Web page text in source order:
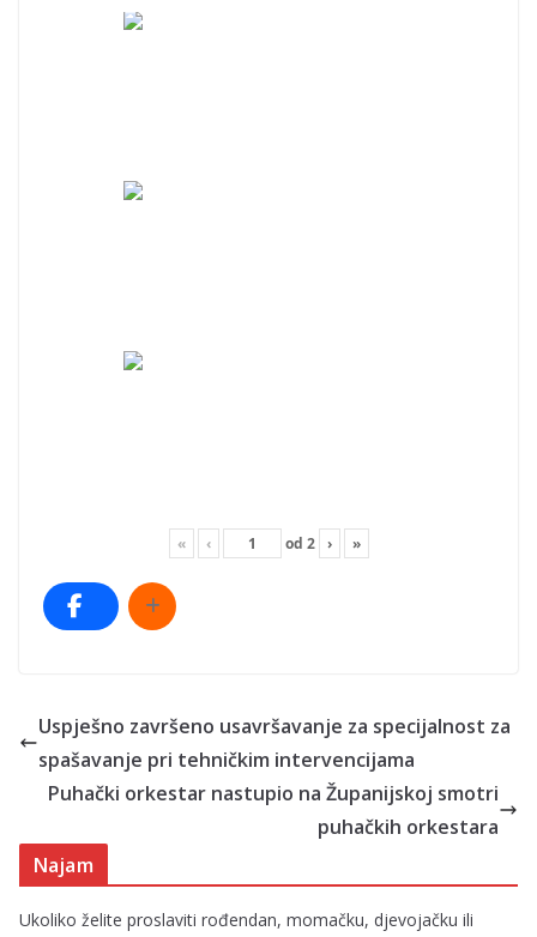
« ‹ od 2 › »
Uspješno završeno usavršavanje za specijalnost za
spašavanje pri tehničkim intervencijama
Puhački orkestar nastupio na Županijskoj smotri
puhačkih orkestara
Najam
Ukoliko želite proslaviti rođendan, momačku, djevojačku ili